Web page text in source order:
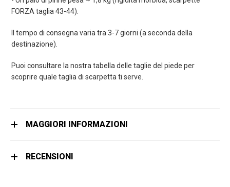
FORZA taglia 43-44).
Il tempo di consegna varia tra 3-7 giorni (a seconda della
destinazione).
Puoi consultare la nostra tabella delle taglie del piede per
scoprire quale taglia di scarpetta ti serve.
MAGGIORI INFORMAZIONI
RECENSIONI